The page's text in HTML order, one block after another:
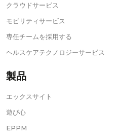
クラウドサービス
モビリティサービス
専任チームを採用する
ヘルスケアテクノロジーサービス
製品
エックスサイト
遊び心
EPPM